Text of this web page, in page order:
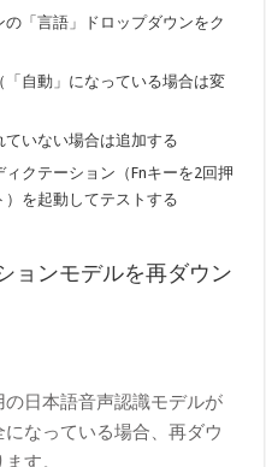
の「言語」ドロップダウンをク
「自動」になっている場合は変
いない場合は追加する
クテーション（Fnキーを2回押
を起動してテストする
ョンモデルを再ダウン
日本語音声認識モデルが
なっている場合、再ダウ
す。